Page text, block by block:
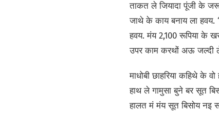
ताकत ले जियादा पूंजी के
जाथे के काय बनाय ला हवय.
हवय. मंय 2,100 रूपिया के
उपर काम करथों अऊ जल्दी
माधोबी छाहरिया कहिथे के
हाथ ले गामुसा बुने बर सूत
हालत मं मंय सूत बिसोय नइ